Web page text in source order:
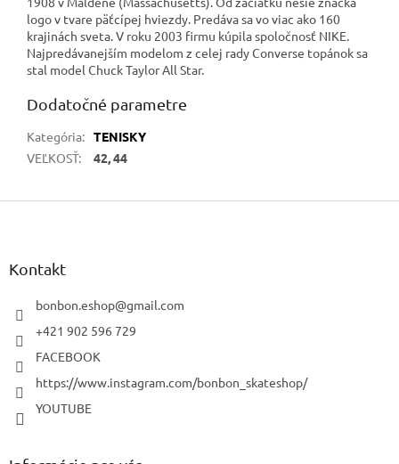
logo v tvare päťcípej hviezdy. Predáva sa vo viac ako 160
krajinách sveta. V roku 2003 firmu kúpila spoločnosť NIKE.
Najpredávanejším modelom z celej rady Converse topánok sa
stal model Chuck Taylor All Star.
Dodatočné parametre
Kategória: TENISKY
VEĽKOSŤ: 42, 44
Z
Kontakt
bonbon.eshop@gmail.com
+421 902 596 729
FACEBOOK
https://www.instagram.com/bonbon_skateshop/
YOUTUBE